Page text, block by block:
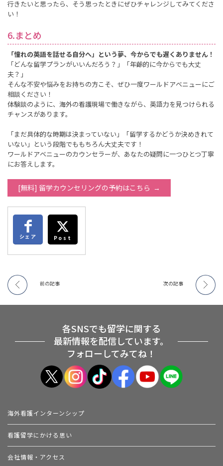
行きたいと思ったら、そう思ったときにぜひチャレンジしてみてくださ
い！
6.まとめ
「憧れの英語を話せる自分へ」という夢、今からでも遅くありません！
「どんな留学プランがいいんだろう？」「年齢的に今からでも大丈
夫？」
そんな不安や悩みをお持ちの方こそ、ぜひ一度ワールドアベニューにご
相談ください！
体験談のように、海外の看護現場で働きながら、英語力を見つけられる
チャンスがあります。
「まだ具体的な時期は決まっていない」「留学するかどうか決めきれて
いない」という段階でももちろん大丈夫です！
ワールドアベニューのカウンセラーが、あなたの疑問に一つひとつ丁寧
にお答えします。
[無料] 留学カウンセリングの予約はこちら
シェア Post
前の記事 次の記事
各SNSでも留学に関する
最新情報を配信しています。
フォローしてみてね！
海外看護インターンシップ
看護留学にかける思い
会社情報・アクセス